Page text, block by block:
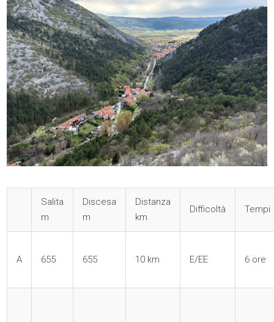
Salita
m
Discesa
m
Distanza
km
Difficoltà Tempi
A 655 655 10 km E/EE 6 ore